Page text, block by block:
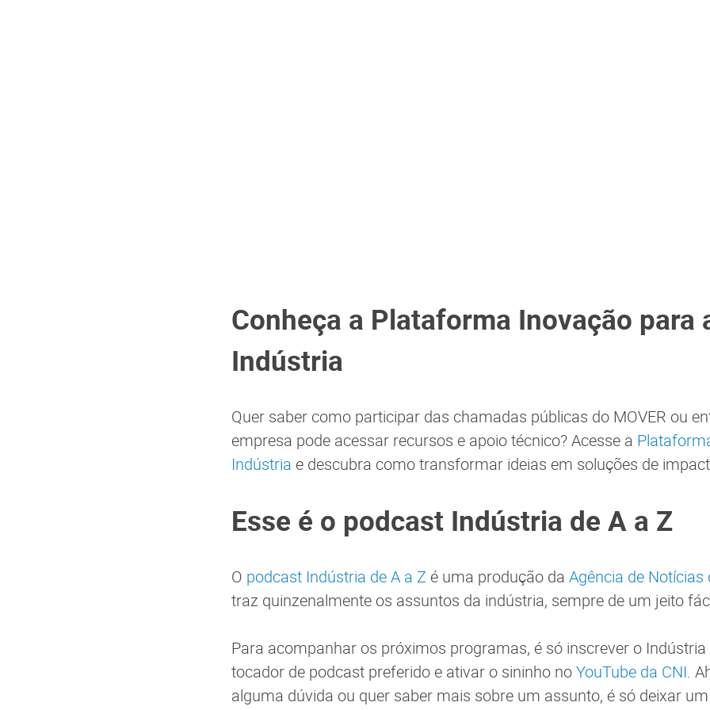
Conheça a Plataforma Inovação para
Indústria
Quer saber como participar das chamadas públicas do MOVER ou
empresa pode acessar recursos e apoio técnico? Acesse a
Indústria e descubra como transformar ideias em soluções de
Esse é o podcast Indústria de A a Z
O podcast Indústria de A a Z é uma produção da Agência de
traz quinzenalmente os assuntos da indústria, sempre de um jeito
Para acompanhar os próximos programas, é só inscrever o Indústria
tocador de podcast preferido e ativar o sininho noYouTube da CNI.
alguma dúvida ou quer saber mais sobre um assunto, é só deixar